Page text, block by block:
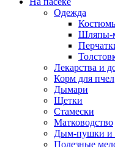
Одежда
Шляпы-
Лекарства и
Корм для пчел
Дымари
Щетки
Стамески
Матководство
Дым-пушки и
Полезные